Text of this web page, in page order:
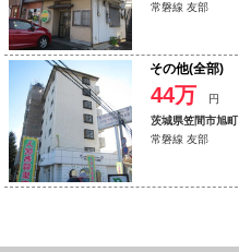
常磐線 友部
その他(全部)
44万
円
茨城県笠間市旭町
常磐線 友部